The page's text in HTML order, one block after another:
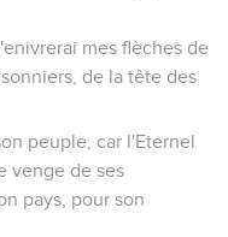
mes flèches de
de la tête des
peuple, car l'Eternel
venge de ses
pays, pour son